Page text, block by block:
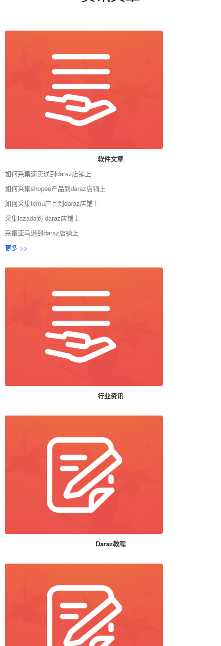
软件文章
如何采集速卖通到daraz店铺上
如何采集shopee产品到daraz店铺上
如何采集temu产品到daraz店铺上
采集lazada到 daraz店铺上
采集亚马逊到daraz店铺上
更多 >>
行业资讯
Daraz教程